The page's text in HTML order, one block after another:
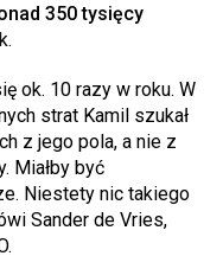
350 tysięcy
ok. 10 razy w roku. W
strat Kamil szukał
z jego pola, a nie z
Miałby być
Niestety nic takiego
Sander de Vries,